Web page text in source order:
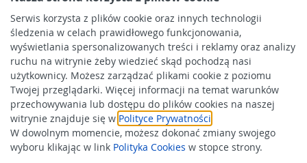
Serwis korzysta z plików cookie oraz innych technologii
śledzenia w celach prawidłowego funkcjonowania,
wyświetlania spersonalizowanych treści i reklamy oraz analizy
ruchu na witrynie żeby wiedzieć skąd pochodzą nasi
użytkownicy. Możesz zarządzać plikami cookie z poziomu
Twojej przeglądarki. Więcej informacji na temat warunków
przechowywania lub dostępu do plików cookies na naszej
witrynie znajduje się w Polityce Prywatności
W dowolnym momencie, możesz dokonać zmiany swojego
wyboru klikając w link Polityka Cookies w stopce strony.
artykuły związane z ogrodem i otoczeniem domu.
Obowiązek informacyjny
Polityka prywatności
Polityka Cookies
Odbiór zużytego sprzętu
Wspierają nas: